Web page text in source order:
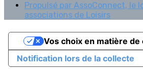
Propulsé par AssoConnect, le
associations de Loisirs
Notification lors de la collecte
Vos choix en matière